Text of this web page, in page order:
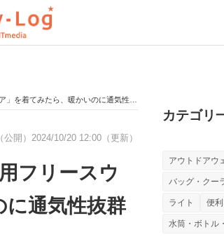
の最新トレンド 進化するPCとデバイスの未来
ンドを詳説 経営リーダーのコミュニティ
、暖かいのに通気性抜群の高コスパウェアでした
開） 2024/10/20 12:00（更新）
フリースウ
に通気性抜群
カテゴリ
アウトドアウ
バッグ・クー
ライト 便
水筒・ボトル